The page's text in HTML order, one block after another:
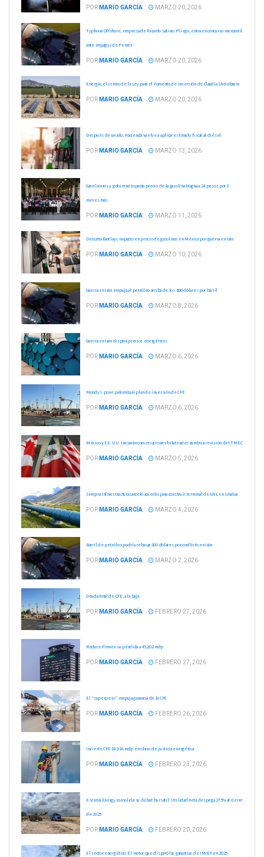
POR MARIO GARCÍA MARZO 20, 2026
Typhoon Offshore, empresa de Ricardo Salinas Pliego, entra en concurso mercantil
ante impagos de Pemex
POR MARIO GARCÍA MARZO 20, 2026
Energía, el centro de la Ley para el Fomento de Inversión de Claudia Sheinbaum
POR MARIO GARCÍA MARZO 20, 2026
Después de un año, Hacienda vuelve a aplicar estímulo fiscal al diésel
POR MARIO GARCÍA MARZO 13, 2026
Gasolineros y gobierno toparán precio de la gasolina Magna a 24 pesos por 6
meses más
POR MARIO GARCÍA MARZO 11, 2026
Descarta Barclays impacto en precio de gasolinas en México por guerra en Irán
POR MARIO GARCÍA MARZO 10, 2026
Guerra en Irán empuja al petróleo arriba de los 100 dólares por barril
POR MARIO GARCÍA MARZO 8, 2026
Guerra en Irán dispara precios energéticos
POR MARIO GARCÍA MARZO 6, 2026
Moody’s pone palomita al plan de inversión de CFE
POR MARIO GARCÍA MARZO 6, 2026
México y EE. UU. iniciarán conversaciones bilaterales rumbo a revisión del TMEC
POR MARIO GARCÍA MARZO 5, 2026
Sempra Infraestructura canceló acuerdo para construir terminal de GNL en Sinaloa
POR MARIO GARCÍA MARZO 4, 2026
Barril de petróleo podría rebasar 100 dólares por conflicto en Irán
POR MARIO GARCÍA MARZO 2, 2026
Deuda total de CFE, a la baja
POR MARIO GARCÍA FEBRERO 27, 2026
Reduce Pemex su pérdida a 45,202 mdp
POR MARIO GARCÍA FEBRERO 27, 2026
El “superpeso” empuja ganancia de la CFE
POR MARIO GARCÍA FEBRERO 26, 2026
Invierte CFE 18,916 mdp en obras de justicia energética
POR MARIO GARCÍA FEBRERO 23, 2026
Esentia Energy consolida su debut bursátil: Utilidad neta despega 275% al cierre
de 2025
POR MARIO GARCÍA FEBRERO 20, 2026
El sector energético: El motor que disparó las ganancias de INVEX en 2025